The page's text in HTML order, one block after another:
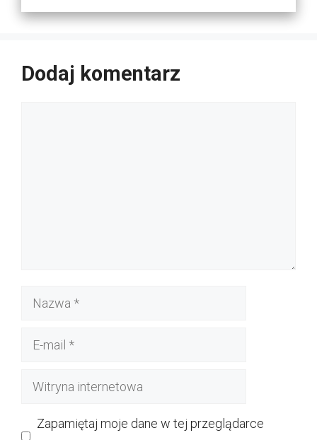
Dodaj komentarz
Nazwa
Witryna
Zapamiętaj moje dane w tej przeglądarce